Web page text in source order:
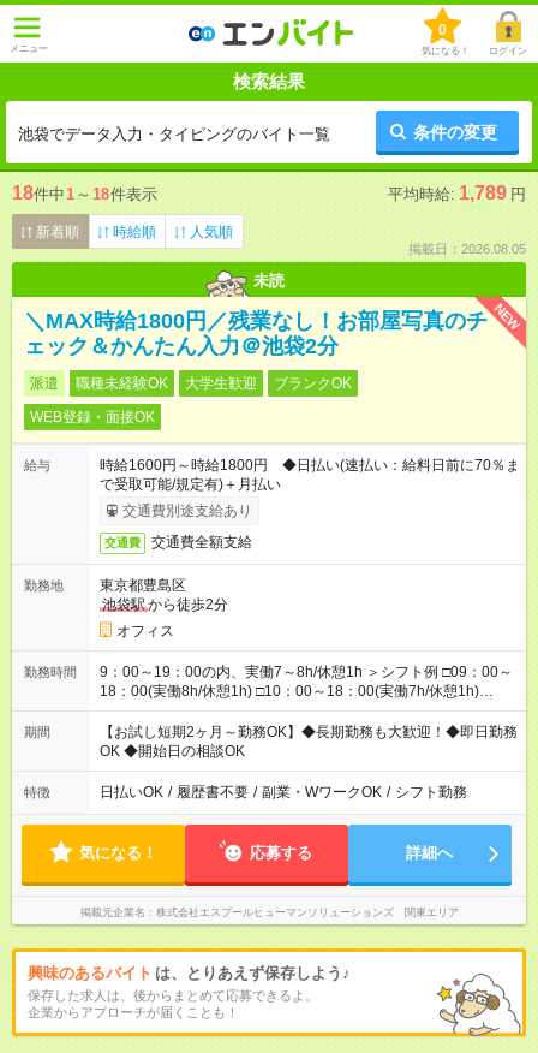
メニュー
0
気になる！ ログイン
検索結果
池袋でデータ入力・タイピングのバイト一覧 条件の変更
18件中1 ～ 18件表示 平均時給: 1,789 円
新着順 時給順 人気順
掲載日：2026.08.05
未読
NEW
＼MAX時給1800円／残業なし！お部屋写真のチ
ェック＆かんたん入力＠池袋2分
派遣 職種未経験OK 大学生歓迎
ブランクOK
WEB登録・面接OK
給与
時給1600円～時給1800円 ◆日払い(速払い：給料日前に70％ま
で受取可能/規定有)＋月払い
交通費別途支給あり
交通費 交通費全額支給
勤務地
東京都豊島区
池袋駅から徒歩2分
オフィス
勤務時間
9：00～19：00の内、実働7～8h/休憩1h ＞シフト例 □09：00～
18：00(実働8h/休憩1h) □10：00～18：00(実働7h/休憩1h)
□10：00～19：00(実働8h/休憩1h) □11：00～19：00(実働7h/休
憩1h) ◆勤務時間固定の相談OK ◆上記以外の勤務時間も相談OK
期間
【お試し短期2ヶ月～勤務OK】◆長期勤務も大歓迎！◆即日勤務
OK ◆開始日の相談OK
特徴 日払いOK / 履歴書不要 / 副業・WワークOK / シフト勤務
気になる！ 応募する 詳細へ
掲載元企業名 株式会社エスプールヒューマンソリューションズ 関東エリア
興味のあるバイト は、とりあえず保存しよう♪
保存した求人は、後からまとめて応募できるよ。
企業からアプローチが届くことも！